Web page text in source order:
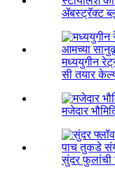
ॲबस्ट्रॅक्ट
मध्ययुगीन
सी तयार
मजेदार
सुंदर फुलांची